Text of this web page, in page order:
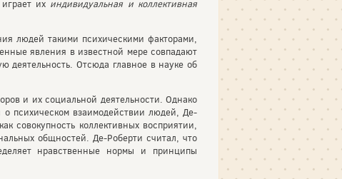
их индивидуальная и коллективная
людей такими психическими факторами,
явления в известной мере совпадают
деятельность. Отсюда главное в науке об
и их социальной деятельности. Однако
психическом взаимодействии людей, Де-
совокупность коллективных восприятии,
общностей. Де-Роберти считал, что
нравственные нормы и принципы